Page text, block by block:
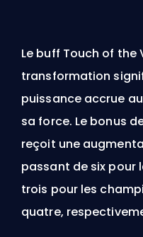
Le buff Touch of the
transformation
puissance accrue
sa force. Le bonus
reçoit une
passant de six pour
trois pour les
quatre,